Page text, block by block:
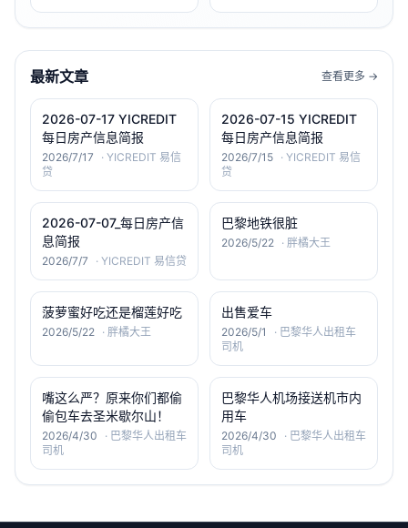
最新文章 查看更多 →
2026-07-17 YICREDIT
每日房产信息简报
2026/7/17 · YICREDIT 易信
贷
2026-07-15 YICREDIT
每日房产信息简报
2026/7/15 · YICREDIT 易信
贷
2026-07-07_每日房产信
息简报
2026/7/7 · YICREDIT 易信贷
巴黎地铁很脏
2026/5/22 · 胖橘大王
菠萝蜜好吃还是榴莲好吃
2026/5/22 · 胖橘大王
出售爱车
2026/5/1 · 巴黎华人出租车
司机
嘴这么严？原来你们都偷
偷包车去圣米歇尔山！
2026/4/30 · 巴黎华人出租车
司机
巴黎华人机场接送机市内
用车
2026/4/30 · 巴黎华人出租车
司机